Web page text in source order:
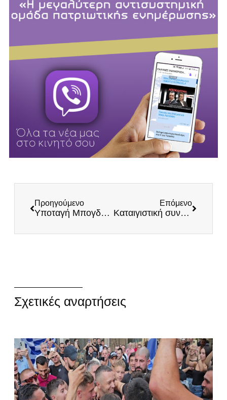
Προηγούμενο
Υποταγή Μπογδάνου στα Σκόπια
Επόμενο
Καταιγιστική συνέντευξη του Ηλία Κασιδιάρη στον Στέφανο Χίο
Σχετικές αναρτήσεις